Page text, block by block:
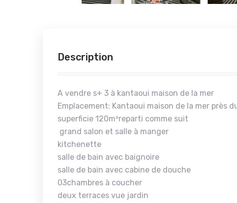
Description
A vendre s+ 3 à kantaoui maison de la mer
Emplacement: Kantaoui maison de la mer près
superficie 120m²reparti comme suit
grand salon et salle à manger
kitchenette
salle de bain avec baignoire
salle de bain avec cabine de douche
03chambres à coucher
deux terraces vue jardin